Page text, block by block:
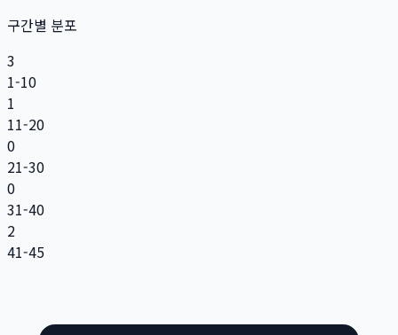
구간별 분포
3
1-10
1
11-20
0
21-30
0
31-40
2
41-45